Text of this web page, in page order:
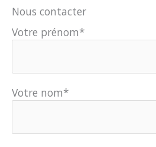
Nous contacter
Votre prénom*
Votre nom*